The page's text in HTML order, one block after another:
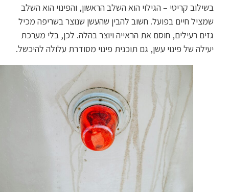
בשילוב קריטי – הגילוי הוא השלב הראשון, והפינוי הוא השלב
שמציל חיים בפועל. חשוב להבין שהעשן שנוצר בשריפה מכיל
גזים רעילים, חוסם את הראייה ויוצר בהלה. לכן, בלי מערכת
יעילה של פינוי עשן, גם תוכנית פינוי מסודרת עלולה להיכשל.